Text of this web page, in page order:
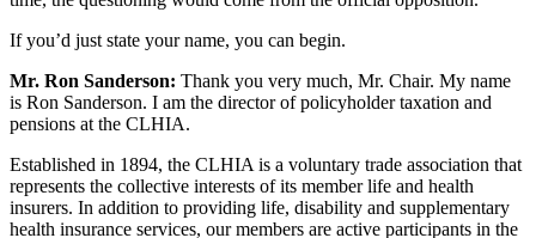
If you’d just state your name, you can begin.
Mr. Ron Sanderson: Thank you very much, Mr. Chair. My name
is Ron Sanderson. I am the director of policyholder taxation and
pensions at the CLHIA.
Established in 1894, the CLHIA is a voluntary trade association that
represents the collective interests of its member life and health
insurers. In addition to providing life, disability and supplementary
health insurance services, our members are active participants in the